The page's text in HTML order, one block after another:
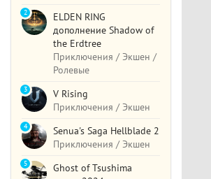
ELDEN RING
дополнение Shadow of
the Erdtree
Приключения / Экшен /
Ролевые
2
V Rising
Приключения / Экшен
3
Senua's Saga Hellblade 2
Приключения / Экшен
4
Ghost of Tsushima
5